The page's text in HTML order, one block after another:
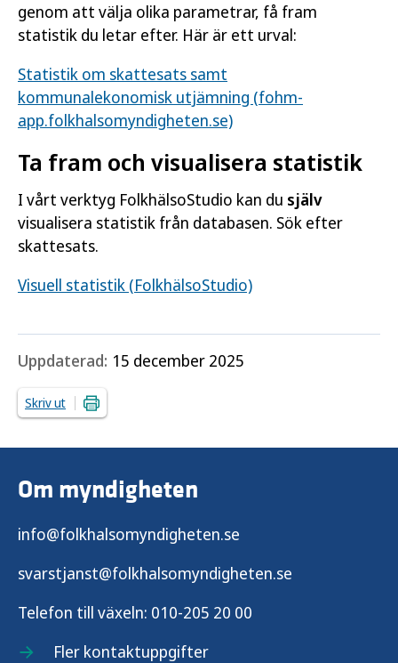
genom att välja olika parametrar, få fram
statistik du letar efter. Här är ett urval:
Statistik om skattesats samt
kommunalekonomisk utjämning (fohm-
app.folkhalsomyndigheten.se)
Ta fram och visualisera statistik
I vårt verktyg FolkhälsoStudio kan du själv
visualisera statistik från databasen. Sök efter
skattesats.
Visuell statistik (FolkhälsoStudio)
Uppdaterad: 15 december 2025
Skriv ut
Om myndigheten
info@folkhalsomyndigheten.se
svarstjanst@folkhalsomyndigheten.se
Telefon till växeln: 010-205 20 00
Fler kontaktuppgifter